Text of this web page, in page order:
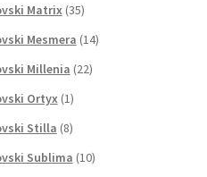
Matrix (35)
Mesmera (14)
Millenia (22)
Ortyx (1)
Stilla (8)
Sublima (10)